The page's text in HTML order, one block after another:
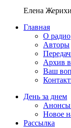
Елена
Главная
О радио
Авторы
Архив
Ваш
День за днем
Анонсы
Новое
Рассылка